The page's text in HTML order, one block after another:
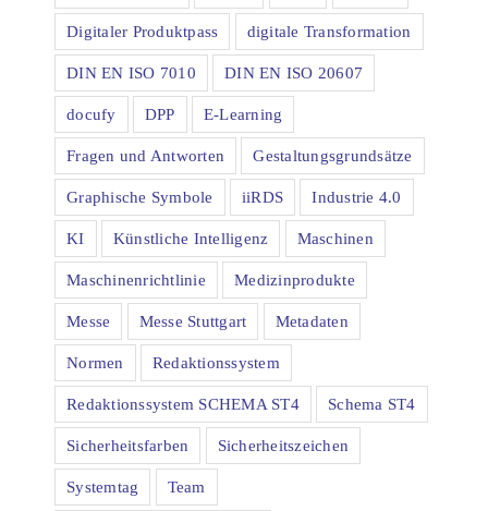
Digitaler Produktpass digitale Transformation
DIN EN ISO 7010 DIN EN ISO 20607
docufy DPP E-Learning
Fragen und Antworten Gestaltungsgrundsätze
Graphische Symbole iiRDS Industrie 4.0
KI Künstliche Intelligenz Maschinen
Maschinenrichtlinie Medizinprodukte
Messe Messe Stuttgart Metadaten
Normen Redaktionssystem
Redaktionssystem SCHEMA ST4 Schema ST4
Sicherheitsfarben Sicherheitszeichen
Systemtag Team